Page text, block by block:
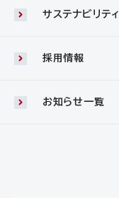
サステナビリティ
採用情報
お知らせ一覧